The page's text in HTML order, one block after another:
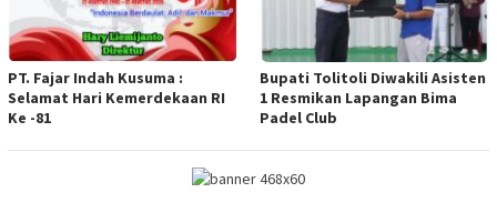
PT. Fajar Indah Kusuma :
Selamat Hari Kemerdekaan RI
Ke -81
Bupati Tolitoli Diwakili Asisten
1 Resmikan Lapangan Bima
Padel Club